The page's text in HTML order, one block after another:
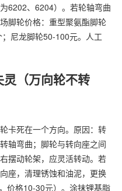
6202、6204）。若轮轴弯曲
脚轮价格：重型聚氨酯脚轮
尼龙脚轮50-100元。人工
（万向轮不转
卡死在一个方向。原因：转
轴弯曲；脚轮与转向座之间
摆动轮架，应灵活转动。若
座，清理锈蚀和油泥，更换
价格10-30元）。涂抹锂基脂